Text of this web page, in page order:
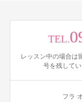
TEL.
レッスン中の場合は
号を残して
フラ